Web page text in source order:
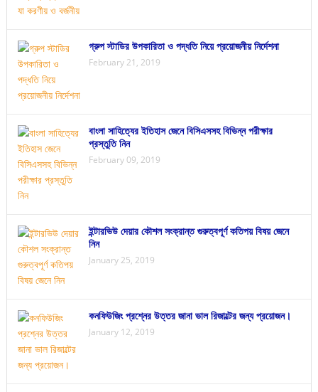
গ্রুপ স্টাডির উপকারিতা ও পদ্ধতি নিয়ে প্রয়োজনীয় নির্দেশনা
February 21, 2019
বাংলা সাহিত্যের ইতিহাস জেনে বিসিএসসহ বিভিন্ন পরীক্ষার
প্রস্তুতি নিন
February 09, 2019
ইন্টারভিউ দেয়ার কৌশল সংক্রান্ত গুরুত্বপূর্ণ কতিপয় বিষয় জেনে
নিন
January 25, 2019
কনফিউজিং প্রশ্নের উত্তর জানা ভাল রিজাল্টের জন্য প্রয়োজন।
January 12, 2019